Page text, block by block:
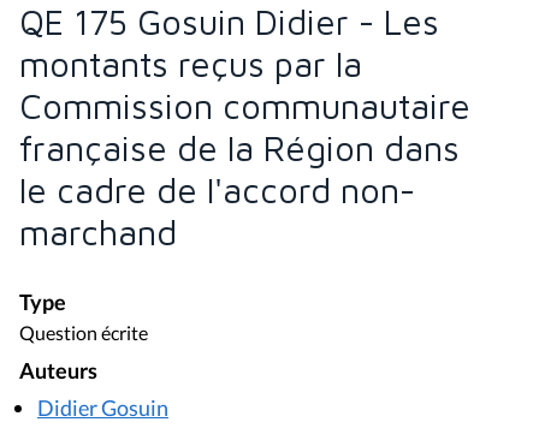
QE 175 Gosuin Didier - Les
montants reçus par la
Commission communautaire
française de la Région dans
le cadre de l'accord non-
marchand
Type
Question écrite
Auteurs
Didier Gosuin